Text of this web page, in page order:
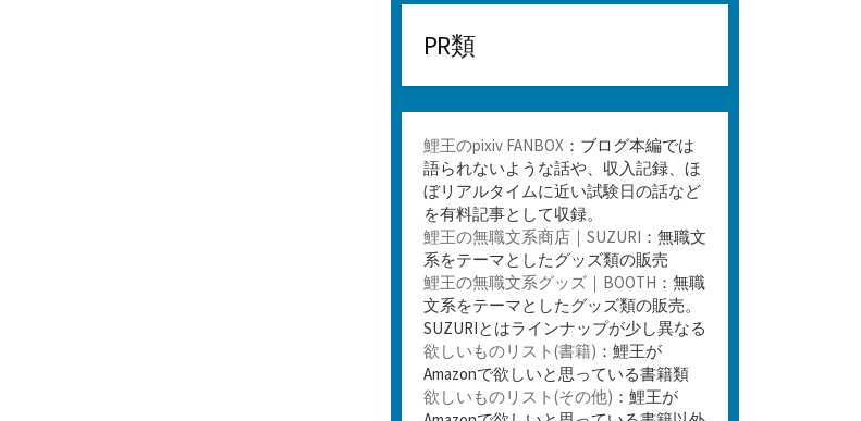
PR類
鯉王のpixiv FANBOX ：ブログ本編では
語られないような話や、収入記録、ほ
ぼリアルタイムに近い試験日の話など
を有料記事として収録。
鯉王の無職文系商店｜SUZURI ：無職文
系をテーマとしたグッズ類の販売
鯉王の無職文系グッズ｜BOOTH ：無職
文系をテーマとしたグッズ類の販売。
SUZURIとはラインナップが少し異なる
欲しいものリスト(書籍) ：鯉王が
Amazonで欲しいと思っている書籍類
欲しいものリスト(その他) ：鯉王が